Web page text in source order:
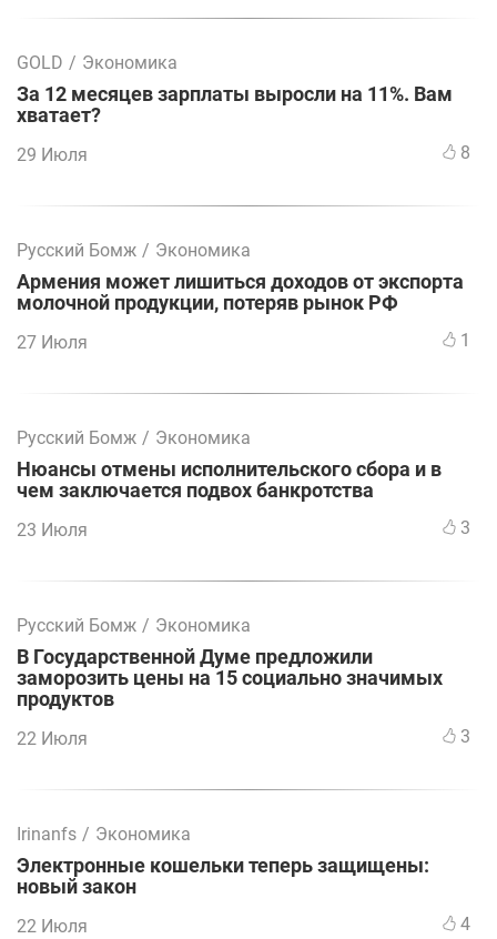
GOLD / Экономика
За 12 месяцев зарплаты выросли на 11%. Вам
хватает?
29 Июля 8
Русский Бомж / Экономика
Армения может лишиться доходов от экспорта
молочной продукции, потеряв рынок РФ
27 Июля 1
Русский Бомж / Экономика
Нюансы отмены исполнительского сбора и в
чем заключается подвох банкротства
23 Июля 3
Русский Бомж / Экономика
В Государственной Думе предложили
заморозить цены на 15 социально значимых
продуктов
22 Июля 3
Irinanfs / Экономика
Электронные кошельки теперь защищены:
новый закон
22 Июля 4